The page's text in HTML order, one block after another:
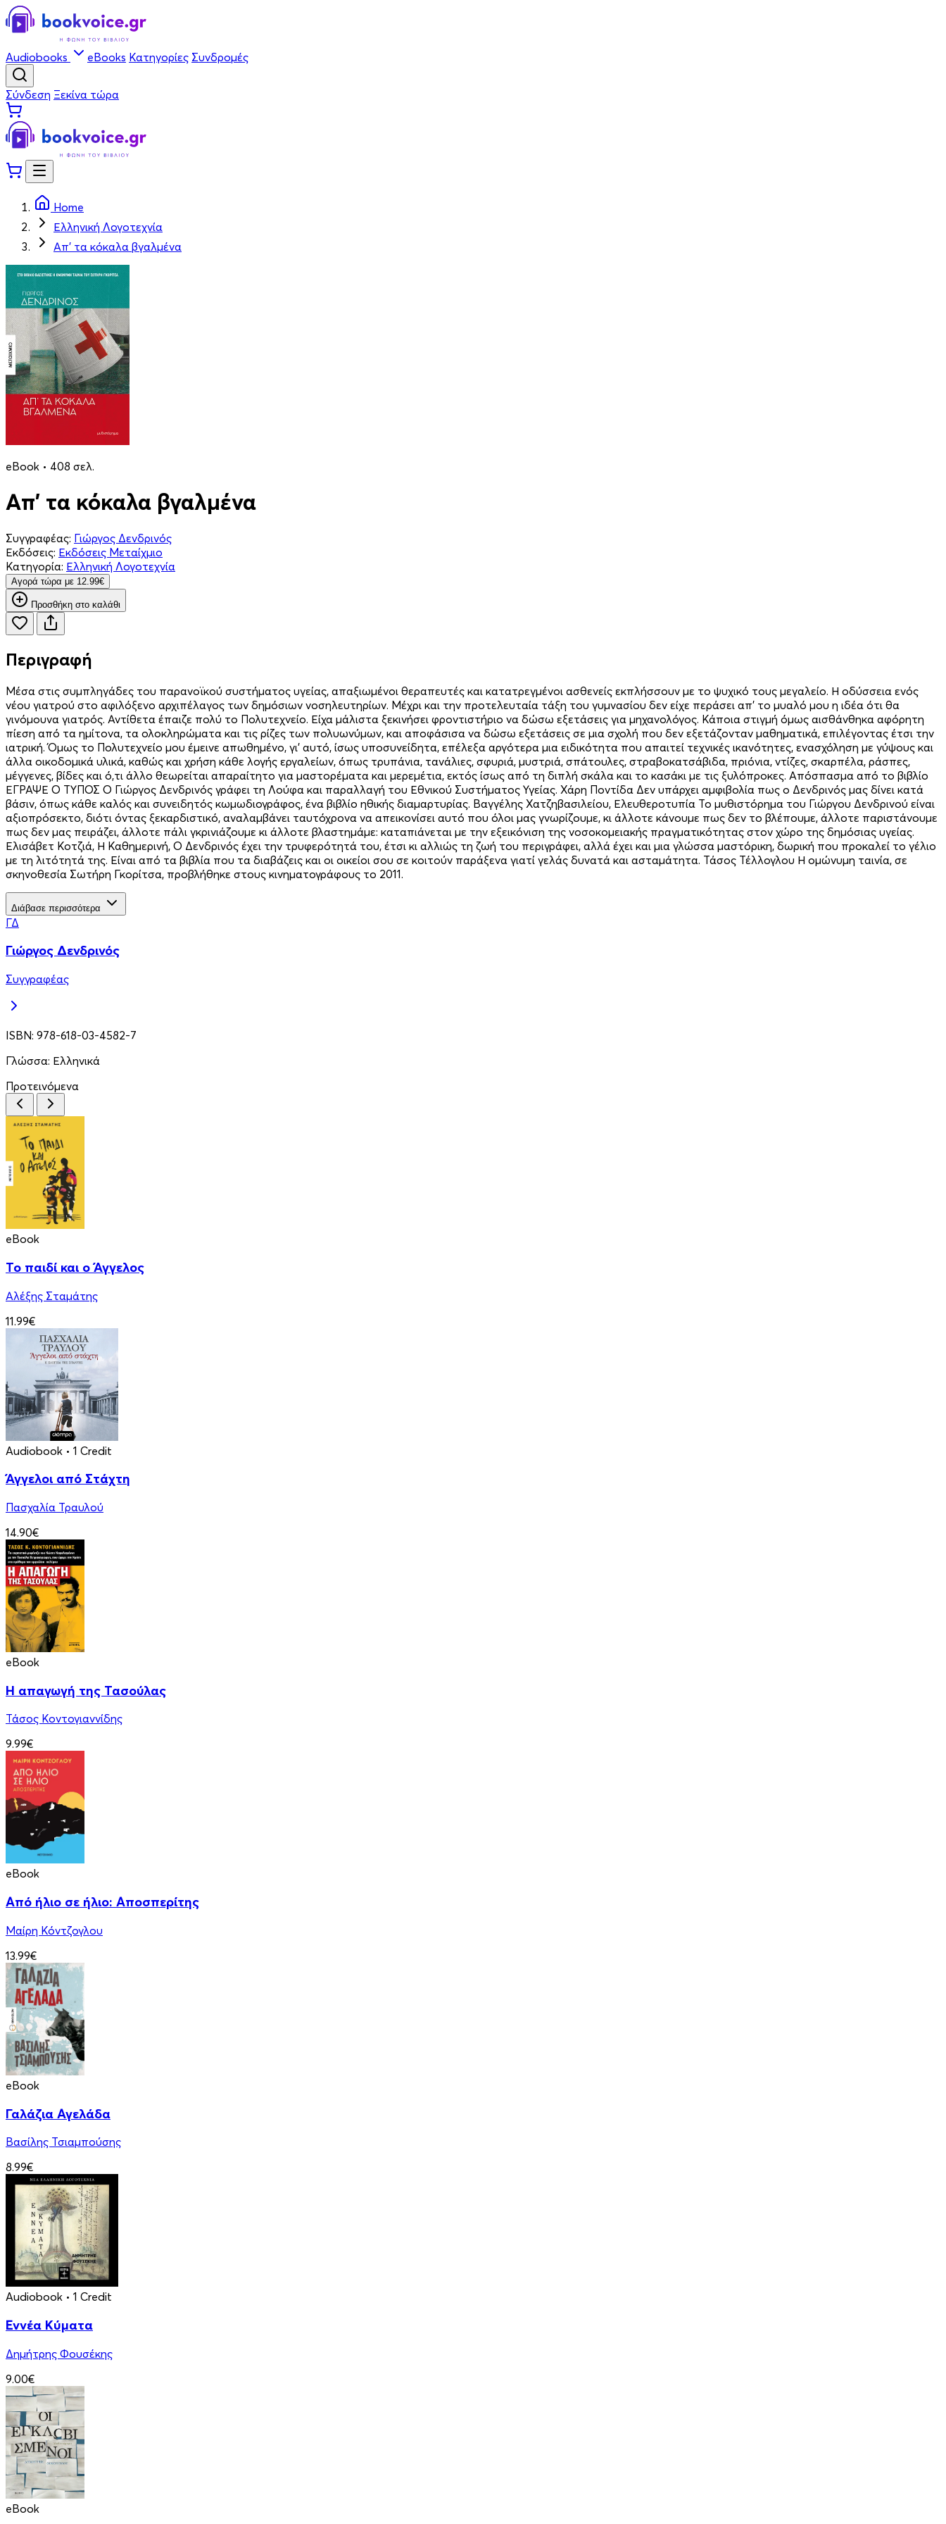
Audiobooks eBooks Κατηγορίες Συνδρομές
Σύνδεση Ξεκίνα τώρα
Home
Ελληνική Λογοτεχνία
Απ' τα κόκαλα βγαλμένα
eBook • 408 σελ.
Απ' τα κόκαλα βγαλμένα
Συγγραφέας: Γιώργος Δενδρινός
Εκδόσεις: Εκδόσεις Μεταίχμιο
Κατηγορία: Ελληνική Λογοτεχνία
Aγορά τώρα με 12.99€
Προσθήκη στο καλάθι
Περιγραφή
Μέσα στις συμπληγάδες του παρανοϊκού συστήματος υγείας, απαξιωμένοι θεραπευτές και κατατρεγμένοι ασθενείς εκπλήσσουν με το ψυχικό τους μεγαλείο. Η οδύσσεια ενός
νέου γιατρού στο αφιλόξενο αρχιπέλαγος των δημόσιων νοσηλευτηρίων. Μέχρι και την προτελευταία τάξη του γυμνασίου δεν είχε περάσει απ’ το μυαλό μου η ιδέα ότι θα
γινόμουνα γιατρός. Αντίθετα έπαιζε πολύ το Πολυτεχνείο. Είχα μάλιστα ξεκινήσει φροντιστήριο να δώσω εξετάσεις για μηχανολόγος. Κάποια στιγμή όμως αισθάνθηκα αφόρητη
πίεση από τα ημίτονα, τα ολοκληρώματα και τις ρίζες των πολυωνύμων, και αποφάσισα να δώσω εξετάσεις σε μια σχολή που δεν εξετάζονταν μαθηματικά, επιλέγοντας έτσι την
ιατρική. Όμως το Πολυτεχνείο μου έμεινε απωθημένο, γι’ αυτό, ίσως υποσυνείδητα, επέλεξα αργότερα μια ειδικότητα που απαιτεί τεχνικές ικανότητες, ενασχόληση με γύψους και
άλλα οικοδομικά υλικά, καθώς και χρήση κάθε λογής εργαλείων, όπως τρυπάνια, τανάλιες, σφυριά, μυστριά, σπάτουλες, στραβοκατσάβιδα, πριόνια, ντίζες, σκαρπέλα, ράσπες,
μέγγενες, βίδες και ό,τι άλλο θεωρείται απαραίτητο για μαστορέματα και μερεμέτια, εκτός ίσως από τη διπλή σκάλα και το κασάκι με τις ξυλόπροκες. Απόσπασμα από το βιβλίο
ΕΓΡΑΨΕ Ο ΤΥΠΟΣ Ο Γιώργος Δενδρινός γράφει τη Λούφα και παραλλαγή του Εθνικού Συστήματος Υγείας. Χάρη Ποντίδα Δεν υπάρχει αμφιβολία πως ο Δενδρινός μας δίνει κατά
βάσιν, όπως κάθε καλός και συνειδητός κωμωδιογράφος, ένα βιβλίο ηθικής διαμαρτυρίας. Βαγγέλης Χατζηβασιλείου, Ελευθεροτυπία Το μυθιστόρημα του Γιώργου Δενδρινού είναι
αξιοπρόσεκτο, διότι όντας ξεκαρδιστικό, αναλαμβάνει ταυτόχρονα να απεικονίσει αυτό που όλοι μας γνωρίζουμε, κι άλλοτε κάνουμε πως δεν το βλέπουμε, άλλοτε παριστάνουμε
πως δεν μας πειράζει, άλλοτε πάλι γκρινιάζουμε κι άλλοτε βλαστημάμε: καταπιάνεται με την εξεικόνιση της νοσοκομειακής πραγματικότητας στον χώρο της δημόσιας υγείας.
Ελισάβετ Κοτζιά, Η Καθημερινή, Ο Δενδρινός έχει την τρυφερότητά του, έτσι κι αλλιώς τη ζωή του περιγράφει, αλλά έχει και μια γλώσσα μαστόρικη, δωρική που προκαλεί το γέλιο
με τη λιτότητά της. Είναι από τα βιβλία που τα διαβάζεις και οι οικείοι σου σε κοιτούν παράξενα γιατί γελάς δυνατά και ασταμάτητα. Τάσος Τέλλογλου Η ομώνυμη ταινία, σε
σκηνοθεσία Σωτήρη Γκορίτσα, προβλήθηκε στους κινηματογράφους το 2011.
Διάβασε περισσότερα
ΓΔ
Γιώργος Δενδρινός
Συγγραφέας
ISBN: 978-618-03-4582-7
Γλώσσα: Ελληνικά
Προτεινόμενα
eBook
Το παιδί και ο Άγγελος
Αλέξης Σταμάτης
11.99€
Audiobook • 1 Credit
Άγγελοι από Στάχτη
Πασχαλία Τραυλού
14.90€
eBook
Η απαγωγή της Τασούλας
Τάσος Κοντογιαννίδης
9.99€
eBook
Από ήλιο σε ήλιο: Αποσπερίτης
Μαίρη Κόντζογλου
13.99€
eBook
Γαλάζια Αγελάδα
Βασίλης Τσιαμπούσης
8.99€
Audiobook • 1 Credit
Εννέα Κύματα
Δημήτρης Φουσέκης
9.00€
eBook